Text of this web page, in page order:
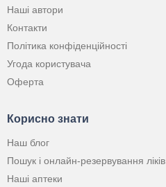
Наші автори
Контакти
Політика конфіденційності
Угода користувача
Оферта
Корисно знати
Наш блог
Пошук і онлайн-резервування ліків
Наші аптеки